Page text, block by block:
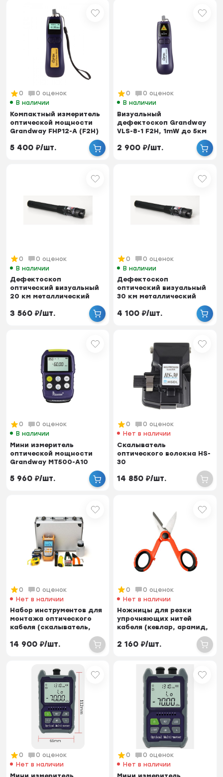
0
0 оценок
В наличии
Компактный измеритель
оптической мощности
Grandway FHP12-A (F2H)
5 400 ₽/шт.
0
0 оценок
В наличии
Визуальный
дефектоскоп Grandway
VLS-8-1 F2H, 1mW до 5км
2 900 ₽/шт.
0
0 оценок
В наличии
Дефектоскоп
оптический визуальный
20 км металлический
3 560 ₽/шт.
0
0 оценок
В наличии
Дефектоскоп
оптический визуальный
30 км металлический
4 100 ₽/шт.
0
0 оценок
В наличии
Мини измеритель
оптической мощности
Grandway MT500-A10
(850-1650nm, -70dBm to...
5 960 ₽/шт.
0
0 оценок
Нет в наличии
Скалыватель
оптического волокна HS-
30
14 850 ₽/шт.
0
0 оценок
Нет в наличии
Набор инструментов для
монтажа оптического
кабеля (скалыватель,
14 900 ₽/шт.
0
0 оценок
Нет в наличии
Ножницы для резки
упрочняющих нитей
кабеля (кевлар, арамид,
2 160 ₽/шт.
0
0 оценок
Нет в наличии
Мини измеритель
0
0 оценок
Нет в наличии
Мини измеритель